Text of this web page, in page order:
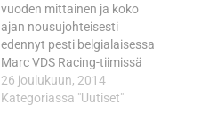
vuoden mittainen ja koko
ajan nousujohteisesti
edennyt pesti belgialaisessa
Marc VDS Racing-tiimissä
tuli tiensä päähän
marraskuussa. Uudet
26 joulukuun, 2014
Kategoriassa "Uutiset"